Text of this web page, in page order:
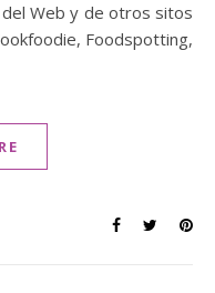
Web y de otros sitos
Foodspotting,